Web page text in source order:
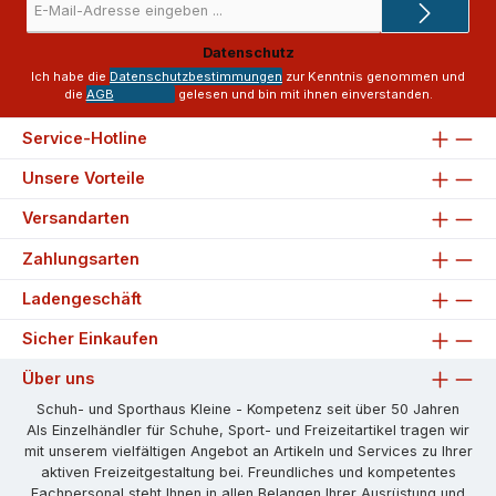
Mail-
Adresse
*
Datenschutz
Ich habe die Datenschutzbestimmungen zur Kenntnis genommen und
die AGB gelesen und bin mit ihnen einverstanden.
Service-Hotline
Unsere Vorteile
Versandarten
Zahlungsarten
Ladengeschäft
Sicher Einkaufen
Über uns
Schuh- und Sporthaus Kleine - Kompetenz seit über 50 Jahren
Als Einzelhändler für Schuhe, Sport- und Freizeitartikel tragen wir
mit unserem vielfältigen Angebot an Artikeln und Services zu Ihrer
aktiven Freizeitgestaltung bei. Freundliches und kompetentes